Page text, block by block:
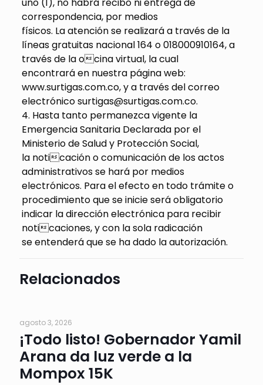
correspondencia, por medios
físicos. La atención se realizará a través de la
líneas gratuitas nacional 164 o 018000910164, a
través de la ocina virtual, la cual
encontrará en nuestra página web:
www.surtigas.com.co, y a través del correo
electrónico surtigas@surtigas.com.co.
4. Hasta tanto permanezca vigente la
Emergencia Sanitaria Declarada por el
Ministerio de Salud y Protección Social,
la noticación o comunicación de los actos
administrativos se hará por medios
electrónicos. Para el efecto en todo trámite o
procedimiento que se inicie será obligatorio
indicar la dirección electrónica para recibir
noticaciones, y con la sola radicación
se entenderá que se ha dado la autorización.
Relacionados
agosto 3, 2026
¡Todo listo! Gobernador Yamil
Arana da luz verde a la
Mompox 15K